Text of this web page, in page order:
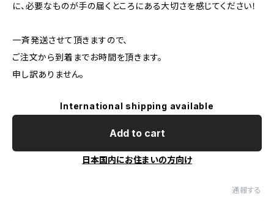
に、必要なものが手の届くところにある大切さを感じてください！
一斉発送させて頂きますので、
ご注文から到着までお時間を頂きます。
申し訳ありません。
International shipping available
Add to cart
日本国内にお住まいの方向け
通報する